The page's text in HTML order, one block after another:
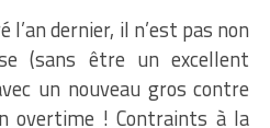
l’an dernier, il n’est pas non
(sans être un excellent
un nouveau gros contre
overtime ! Contraints à la